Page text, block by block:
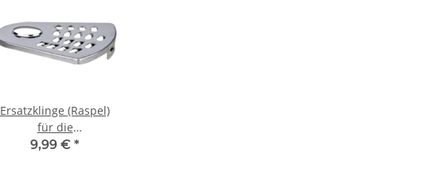
Ersatzklinge (Raspel)
für die
Küchenmaschinen TT-
9,99 € *